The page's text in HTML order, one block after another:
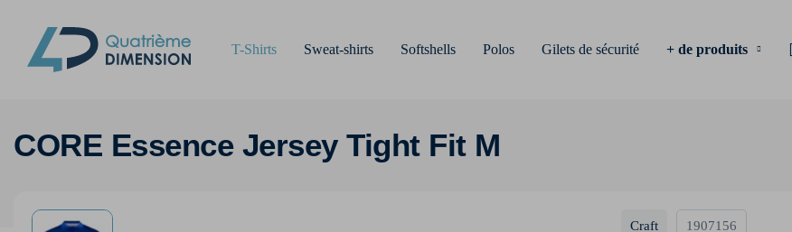
T-Shirts Sweat-shirts Softshells Polos Gilets de sécurité + de produits
CORE Essence Jersey Tight Fit M
Craft 1907156